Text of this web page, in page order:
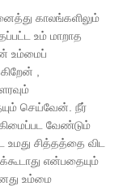
காலங்களிலும்
உம் மாறாத
உம்மைப்
,
செய்வேன். நீர்
வேண்டும்
சித்தத்தை விட
என்பதையும்
உம்மை